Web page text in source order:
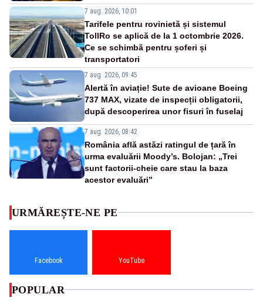
7 aug. 2026, 10:01
Tarifele pentru rovinietă și sistemul
TollRo se aplică de la 1 octombrie 2026.
Ce se schimbă pentru șoferi și
transportatori
7 aug. 2026, 09:45
Alertă în aviație! Sute de avioane Boeing
737 MAX, vizate de inspecții obligatorii,
după descoperirea unor fisuri în fuselaj
7 aug. 2026, 08:42
România află astăzi ratingul de țară în
urma evaluării Moody’s. Bolojan: „Trei
sunt factorii-cheie care stau la baza
acestor evaluări”
URMĂREȘTE-NE PE
Facebook YouTube
POPULAR